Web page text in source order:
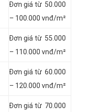
Đơn giá từ 50.000
– 100.000 vnđ/m²
Đơn giá từ 55.000
– 110.000 vnđ/m²
Đơn giá từ 60.000
– 120.000 vnđ/m²
Đơn giá từ 70.000